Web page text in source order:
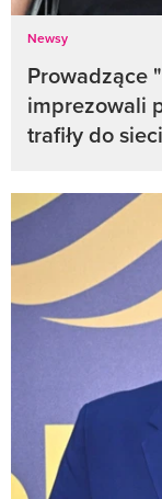
Newsy
Prowadzące
imprezowali
trafiły do sieci